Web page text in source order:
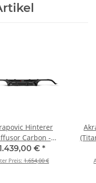
Hinterer
Carbon -
für BMW M3
BJ 2014 > 2018 (DI-
€ *
Preis: 1.654,00 €